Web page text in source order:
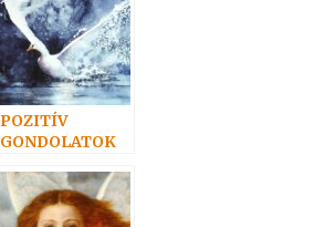
POZITÍV
GONDOLATOK